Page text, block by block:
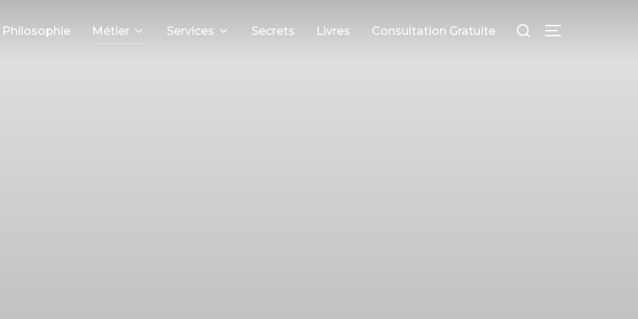
Philosophie Métier Services Secrets Livres Consultation Gratuite